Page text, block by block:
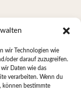
wir Technologien wie
oder darauf zuzugreifen.
Daten wie das
verarbeiten. Wenn du
können bestimmte